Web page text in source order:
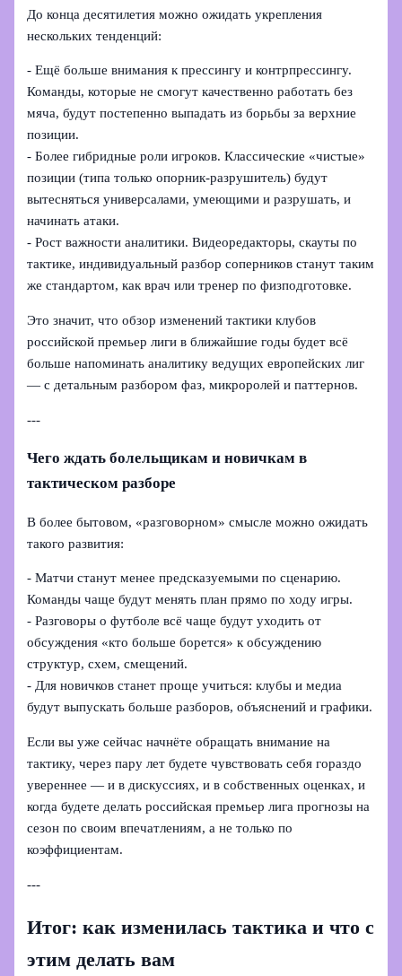
До конца десятилетия можно ожидать укрепления
нескольких тенденций:
- Ещё больше внимания к прессингу и контрпрессингу.
Команды, которые не смогут качественно работать без
мяча, будут постепенно выпадать из борьбы за верхние
позиции.
- Более гибридные роли игроков. Классические «чистые»
позиции (типа только опорник-разрушитель) будут
вытесняться универсалами, умеющими и разрушать, и
начинать атаки.
- Рост важности аналитики. Видеоредакторы, скауты по
тактике, индивидуальный разбор соперников станут таким
же стандартом, как врач или тренер по физподготовке.
Это значит, что обзор изменений тактики клубов
российской премьер лиги в ближайшие годы будет всё
больше напоминать аналитику ведущих европейских лиг
— с детальным разбором фаз, микроролей и паттернов.
---
Чего ждать болельщикам и новичкам в
тактическом разборе
В более бытовом, «разговорном» смысле можно ожидать
такого развития:
- Матчи станут менее предсказуемыми по сценарию.
Команды чаще будут менять план прямо по ходу игры.
- Разговоры о футболе всё чаще будут уходить от
обсуждения «кто больше борется» к обсуждению
структур, схем, смещений.
- Для новичков станет проще учиться: клубы и медиа
будут выпускать больше разборов, объяснений и графики.
Если вы уже сейчас начнёте обращать внимание на
тактику, через пару лет будете чувствовать себя гораздо
увереннее — и в дискуссиях, и в собственных оценках, и
когда будете делать российская премьер лига прогнозы на
сезон по своим впечатлениям, а не только по
коэффициентам.
---
Итог: как изменилась тактика и что с
этим делать вам